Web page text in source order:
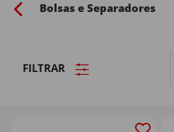
Bolsas e Separadores
FILTRAR